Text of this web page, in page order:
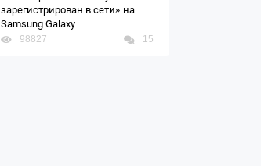
зарегистрирован в сети» на
Samsung Galaxy
98827 15